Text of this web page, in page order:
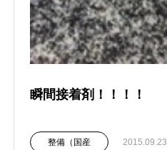
瞬間接着剤！！！！
整備（国産 2015.09.23